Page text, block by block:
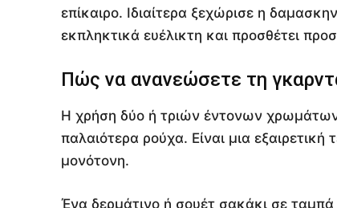
επίκαιρο. Ιδιαίτερα ξεχώρισε η
εκπληκτικά ευέλικτη και προσθέτει
Πώς να ανανεώσετε τη
Η χρήση δύο ή τριών έντονων
παλαιότερα ρούχα. Είναι μια
μονότονη.
Ένα δερμάτινο ή σουέτ σακάκι σε